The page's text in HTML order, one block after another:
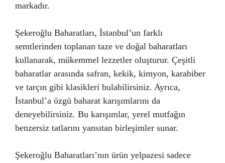
markadır.
Şekeroğlu Baharatları, İstanbul’un farklı
semtlerinden toplanan taze ve doğal baharatları
kullanarak, mükemmel lezzetler oluşturur. Çeşitli
baharatlar arasında safran, kekik, kimyon, karabiber
ve tarçın gibi klasikleri bulabilirsiniz. Ayrıca,
İstanbul’a özgü baharat karışımlarını da
deneyebilirsiniz. Bu karışımlar, yerel mutfağın
benzersiz tatlarını yansıtan birleşimler sunar.
Şekeroğlu Baharatları’nın ürün yelpazesi sadece